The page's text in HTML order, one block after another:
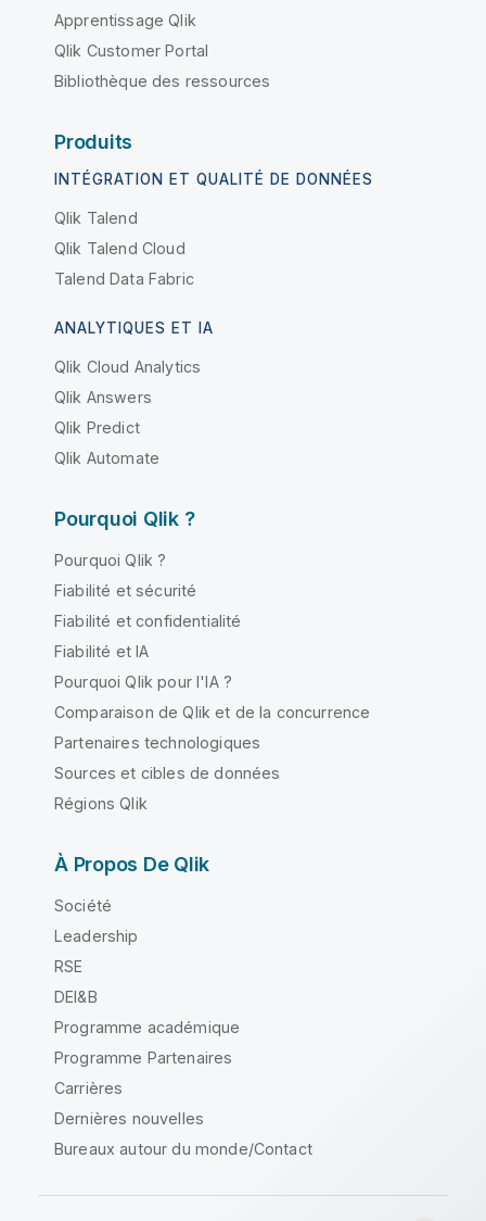
Apprentissage Qlik
Qlik Customer Portal
Bibliothèque des ressources
Produits
INTÉGRATION ET QUALITÉ DE DONNÉES
Qlik Talend
Qlik Talend Cloud
Talend Data Fabric
ANALYTIQUES ET IA
Qlik Cloud Analytics
Qlik Answers
Qlik Predict
Qlik Automate
Pourquoi Qlik ?
Pourquoi Qlik ?
Fiabilité et sécurité
Fiabilité et confidentialité
Fiabilité et IA
Pourquoi Qlik pour l'IA ?
Comparaison de Qlik et de la concurrence
Partenaires technologiques
Sources et cibles de données
Régions Qlik
À Propos De Qlik
Société
Leadership
RSE
DEI&B
Programme académique
Programme Partenaires
Carrières
Dernières nouvelles
Bureaux autour du monde/Contact